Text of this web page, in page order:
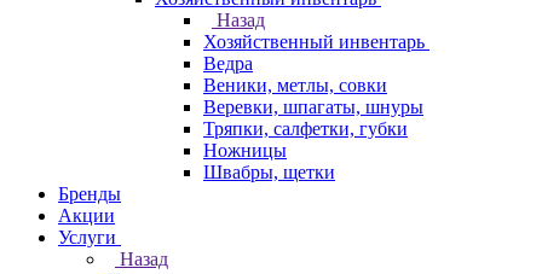
Назад
Хозяйственный инвентарь
Ведра
Веники, метлы, совки
Веревки, шпагаты, шнуры
Тряпки, салфетки, губки
Ножницы
Швабры, щетки
Бренды
Акции
Услуги
Назад